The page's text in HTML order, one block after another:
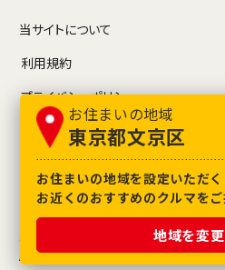
お住まいの地域
東京都文京区
お住まいの地域を設定いただく
お近くのおすすめのクルマをご
地域を変
当サイトについて
利用規約
プライバシーポリシー
お問い合わせ
情報募集について
COPYRIGHT© TOYOTA MOTOR
All Rights Reserved.